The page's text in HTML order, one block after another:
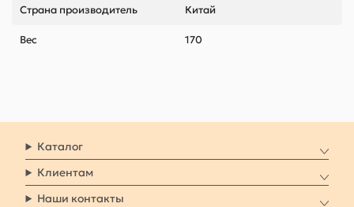
Страна производитель Китай
Вес 170
Каталог
Клиентам
Наши контакты